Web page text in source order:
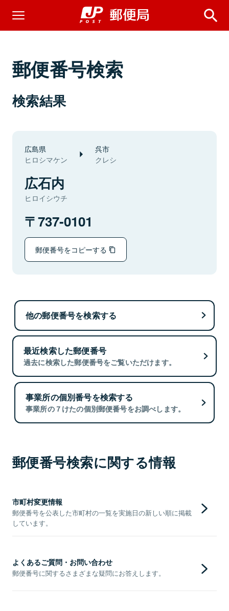
郵便番号検索
検索結果
広島県
ヒロシマケン
呉市
クレシ
広石内
ヒロイシウチ
737-0101
郵便番号をコピーする
他の郵便番号を検索する
最近検索した郵便番号
過去に検索した郵便番号をご覧いただけます。
事業所の個別番号を検索する
事業所の７けたの個別郵便番号をお調べします。
郵便番号検索に関する情報
市町村変更情報
郵便番号を公表した市町村の一覧を実施日の新しい順に掲載
しています。
よくあるご質問・お問い合わせ
郵便番号に関するさまざまな疑問にお答えします。